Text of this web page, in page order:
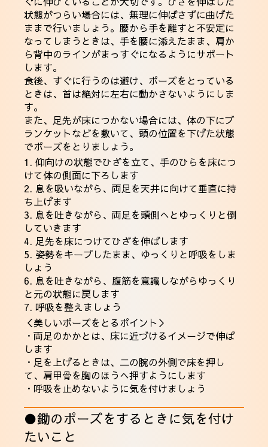
状態がつらい場合には、無理に伸ばさずに曲げた
ままで行いましょう。腰から手を離すと不安定に
なってしまうときは、手を腰に添えたまま、肩か
ら背中のラインがまっすぐになるようにサポート
します。
食後、すぐに行うのは避け、ポーズをとっている
ときは、首は絶対に左右に動かさないようにしま
す。
また、足先が床につかない場合には、体の下にブ
ランケットなどを敷いて、頭の位置を下げた状態
でポーズをとりましょう。
1. 仰向けの状態でひざを立て、手のひらを床につ
けて体の側面に下ろします
2. 息を吸いながら、両足を天井に向けて垂直に持
ち上げます
3. 息を吐きながら、両足を頭側へとゆっくりと倒
していきます
4. 足先を床につけてひざを伸ばします
5. 姿勢をキープしたまま、ゆっくりと呼吸をしま
しょう
6. 息を吐きながら、腹筋を意識しながらゆっくり
と元の状態に戻します
7. 呼吸を整えましょう
＜美しいポーズをとるポイント＞
・両足のかかとは、床に近づけるイメージで伸ば
します
・足を上げるときは、二の腕の外側で床を押し
て、肩甲骨を胸のほうへ押すようにします
・呼吸を止めないように気を付けましょう
●鋤のポーズをするときに気を付け
たいこと